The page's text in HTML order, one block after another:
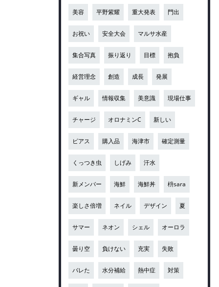
美容 平野紫耀 重大発表 門出
お祝い 安全大会 マルサ水産
集合写真 振り返り 目標 抱負
経営理念 創造 成長 発展
ギャル 情報収集 美意識 現場仕事
チャージ オロナミンC 新しい
ピアス 購入品 海津市 確定測量
くっつき虫 しげみ 汗水
新メンバー 海鮮 海鮮丼 枡sara
楽しさ倍増 ネイル デザイン 夏
サマー ネオン シェル オーロラ
曇り空 負けない 充実 失敗
バレた 水分補給 熱中症 対策